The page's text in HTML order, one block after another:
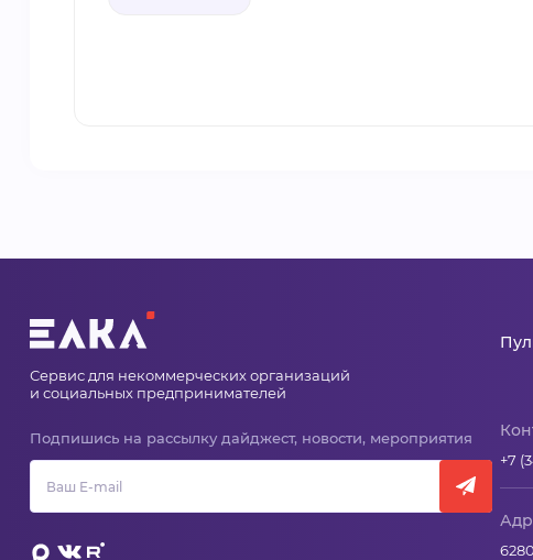
Сервис для некоммерческих организаций
и социальных предпринимателей
Подпишись на рассылку дайджест, новости, мероприятия
+7